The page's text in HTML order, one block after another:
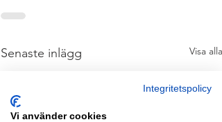
Senaste inlägg Visa alla
Integritetspolicy
Vi använder cookies